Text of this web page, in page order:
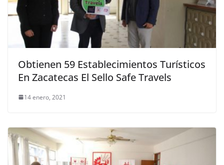
Obtienen 59 Establecimientos Turísticos
En Zacatecas El Sello Safe Travels
14 enero, 2021